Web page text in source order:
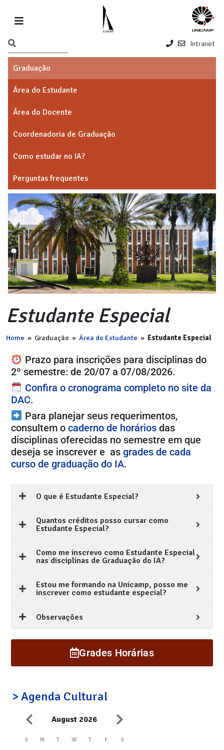
Intranet
Graduação
Área do Estudante
Área do Docente
Coordenadoria de Graduação
Como estudar no IA?
Perguntas frequentes
Estudante Especial
Home » Graduação » Área do Estudante » Estudante Especial
Prazo para inscrições para disciplinas do
2º semestre: de 20/07 a 07/08/2026.
Confira o cronograma completo no site da
DAC.
Para planejar seus requerimentos,
consultem o caderno de horários das
disciplinas oferecidas no semestre em que
deseja se inscrever e as grades de cada
curso de graduação do IA.
O que é Estudante Especial?
Quantos créditos posso cursar como
Estudante Especial?
Como me inscrevo como Estudante Especial
nas disciplinas de Graduação do IA?
Estou me formando na Unicamp, posso me
inscrever como estudante especial?
Observações
Grades Horárias
> Agenda Cultural
August 2026
S M T W T F S